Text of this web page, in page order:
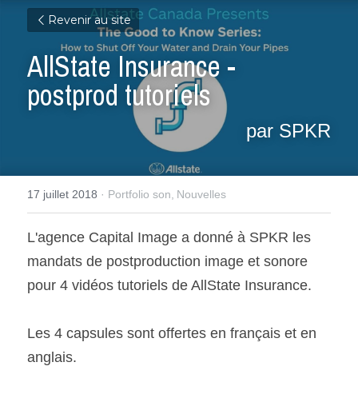
Revenir au site
AllState Insurance -
postprod tutoriels
par SPKR
17 juillet 2018 · Portfolio son, Nouvelles
L'agence Capital Image a donné à SPKR les
mandats de postproduction image et sonore
pour 4 vidéos tutoriels de AllState Insurance.
Les 4 capsules sont offertes en français et en
anglais.